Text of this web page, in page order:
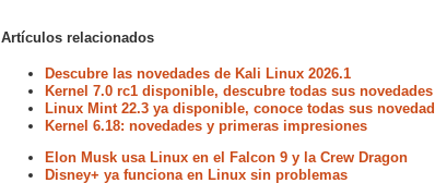
Artículos relacionados
Descubre las novedades de Kali Linux 2026.1
Kernel 7.0 rc1 disponible, descubre todas sus novedades
Linux Mint 22.3 ya disponible, conoce todas sus
Kernel 6.18: novedades y primeras impresiones
Elon Musk usa Linux en el Falcon 9 y la Crew Dragon
Disney+ ya funciona en Linux sin problemas